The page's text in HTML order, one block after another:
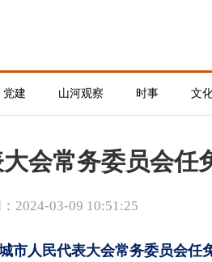
党建 山河观察 时事 文
会常务委员会任
2024-03-09 10:51:25
市人民代表大会常务委员会任